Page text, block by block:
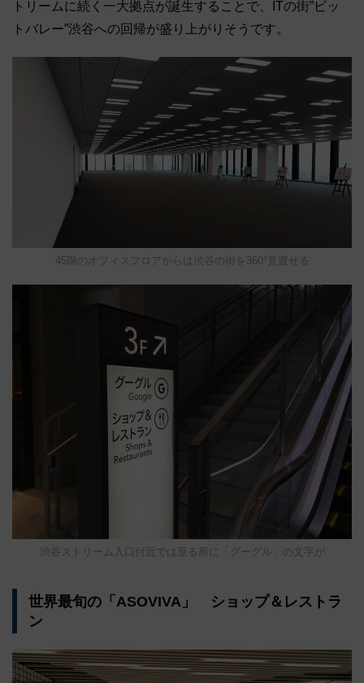
トリームに続く一大拠点が誕生することで、ITの街”ビッ
トバレー”渋谷への回帰が盛り上がりそうです。
45階のオフィスフロアからは渋谷の街を360°見渡せる
渋谷ストリーム入口付近では至る所に「グーグル」の文字が
世界最旬の「ASOVIVA」 ショップ＆レストラ
ン